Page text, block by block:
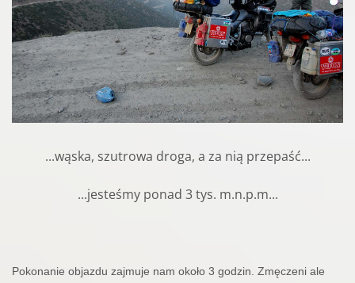
...wąska, szutrowa droga, a za nią przepaść...
...jesteśmy ponad 3 tys. m.n.p.m...
Pokonanie objazdu zajmuje nam około 3 godzin. Zmęczeni ale